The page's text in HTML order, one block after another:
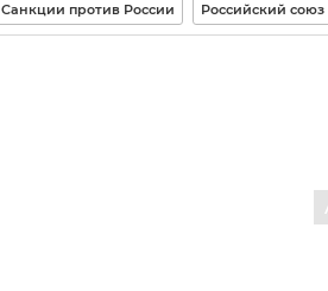
Санкции против России Российский